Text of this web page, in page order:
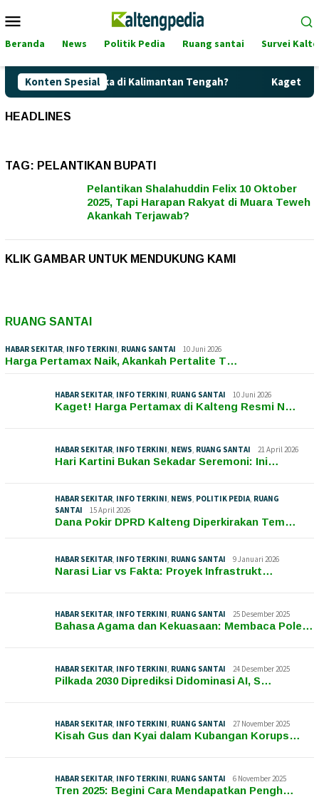
ke
Mobile
Beranda News Politik Pedia Ruang santai Survei
Konten Spesial
Terancam Langka di Kalimantan Tengah? Kaget!
HEADLINES
TAG: PELANTIKAN BUPATI
Pelantikan Shalahuddin Felix 10 Oktober
2025, Tapi Harapan Rakyat di Muara Teweh
Akankah Terjawab?
KLIK GAMBAR UNTUK MENDUKUNG KAMI
RUANG SANTAI
HABAR SEKITAR, INFO TERKINI, RUANG SANTAI 10 Juni 2026
Harga Pertamax Naik, Akankah Pertalite T…
HABAR SEKITAR, INFO TERKINI, RUANG SANTAI 10 Juni 2026
Kaget! Harga Pertamax di Kalteng Resmi N…
HABAR SEKITAR, INFO TERKINI, NEWS, RUANG SANTAI 21 April 2026
Hari Kartini Bukan Sekadar Seremoni: Ini…
HABAR SEKITAR, INFO TERKINI, NEWS, POLITIK PEDIA, RUANG
SANTAI
15 April 2026
Dana Pokir DPRD Kalteng Diperkirakan Tem…
HABAR SEKITAR, INFO TERKINI, RUANG SANTAI 9 Januari 2026
Narasi Liar vs Fakta: Proyek Infrastrukt…
HABAR SEKITAR, INFO TERKINI, RUANG SANTAI 25 Desember 2025
Bahasa Agama dan Kekuasaan: Membaca Pole…
HABAR SEKITAR, INFO TERKINI, RUANG SANTAI 24 Desember 2025
Pilkada 2030 Diprediksi Didominasi AI, S…
HABAR SEKITAR, INFO TERKINI, RUANG SANTAI 27 November 2025
Kisah Gus dan Kyai dalam Kubangan Korups…
HABAR SEKITAR, INFO TERKINI, RUANG SANTAI 6 November 2025
Tren 2025: Begini Cara Mendapatkan Pengh…